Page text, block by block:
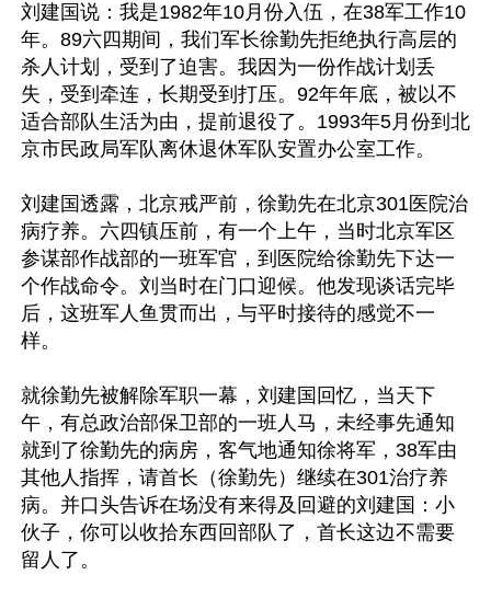
刘建国说：我是1982年10月份入伍，在38军工作10
年。89六四期间，我们军长徐勤先拒绝执行高层的
杀人计划，受到了迫害。我因为一份作战计划丢
失，受到牵连，长期受到打压。92年年底，被以不
适合部队生活为由，提前退役了。1993年5月份到北
京市民政局军队离休退休军队安置办公室工作。
刘建国透露，北京戒严前，徐勤先在北京301医院治
病疗养。六四镇压前，有一个上午，当时北京军区
参谋部作战部的一班军官，到医院给徐勤先下达一
个作战命令。刘当时在门口迎候。他发现谈话完毕
后，这班军人鱼贯而出，与平时接待的感觉不一
样。
就徐勤先被解除军职一幕，刘建国回忆，当天下
午，有总政治部保卫部的一班人马，未经事先通知
就到了徐勤先的病房，客气地通知徐将军，38军由
其他人指挥，请首长（徐勤先）继续在301治疗养
病。并口头告诉在场没有来得及回避的刘建国：小
伙子，你可以收拾东西回部队了，首长这边不需要
留人了。